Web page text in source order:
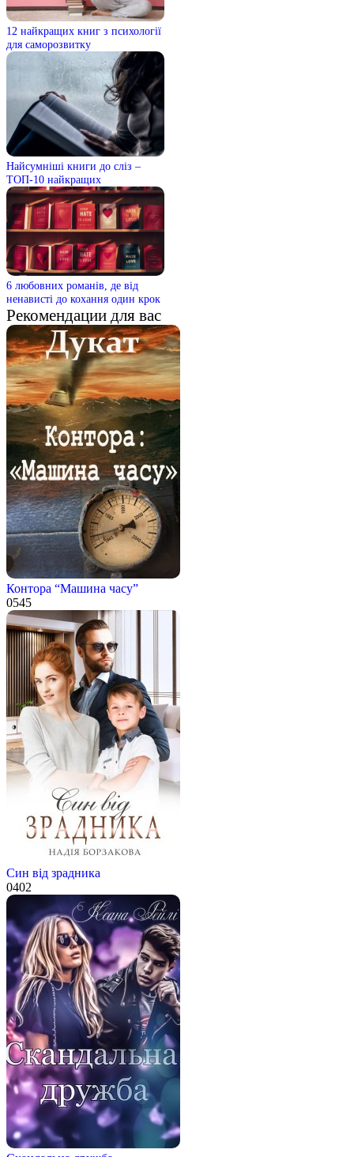
12 найкращих книг з психології
для саморозвитку
Найсумніші книги до сліз –
ТОП-10 найкращих
6 любовних романів, де від
ненависті до кохання один крок
Рекомендации для вас
Контора “Машина часу”
0545
Син від зрадника
0402